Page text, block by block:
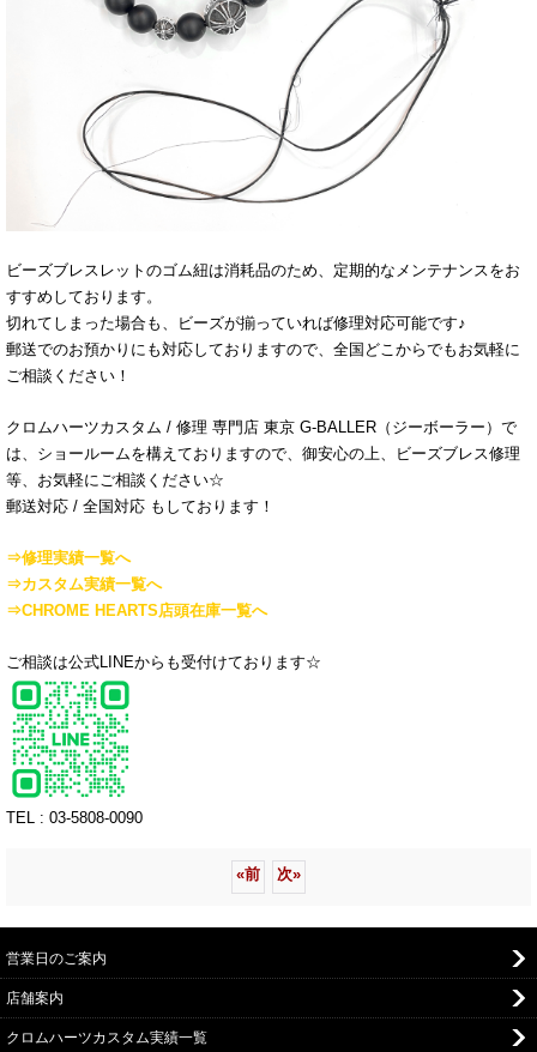
ビーズブレスレットのゴム紐は消耗品のため、定期的なメンテナンスをお
すすめしております。
切れてしまった場合も、ビーズが揃っていれば修理対応可能です♪
郵送でのお預かりにも対応しておりますので、全国どこからでもお気軽に
ご相談ください！
クロムハーツカスタム / 修理 専門店 東京 G-BALLER（ジーボーラー）で
は、ショールームを構えておりますので、御安心の上、ビーズブレス修理
等、お気軽にご相談ください☆
郵送対応 / 全国対応 もしております！
⇒修理実績一覧へ
⇒カスタム実績一覧へ
⇒CHROME HEARTS店頭在庫一覧へ
ご相談は公式LINEからも受付けております☆
TEL : 03-5808-0090
«前 次»
営業日のご案内
店舗案内
クロムハーツカスタム実績一覧